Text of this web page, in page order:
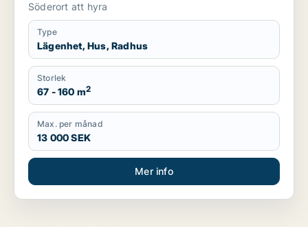
Söderort att hyra
Type
Lägenhet, Hus, Radhus
Storlek
67 - 160 m2
Max. per månad
13 000 SEK
Mer info